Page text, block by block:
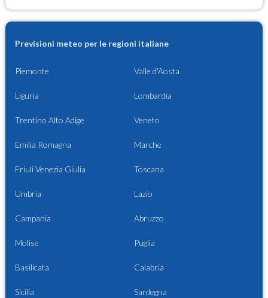
Previsioni meteo per le regioni italiane
Piemonte Valle d'Aosta
Liguria Lombardia
Trentino Alto Adige Veneto
Emilia Romagna Marche
Friuli Venezia Giulia Toscana
Umbria Lazio
Campania Abruzzo
Molise Puglia
Basilicata Calabria
Sicilia Sardegna